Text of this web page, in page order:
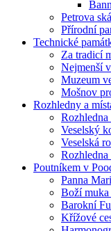
Petrova
Přírodní
Technické
Za tradicí
Nejmenší
Muzeum
Mošnov
Rozhledny a
Veselský
Veselská
Poutníkem v
Panna
Boží muka
Barokní
Křížové